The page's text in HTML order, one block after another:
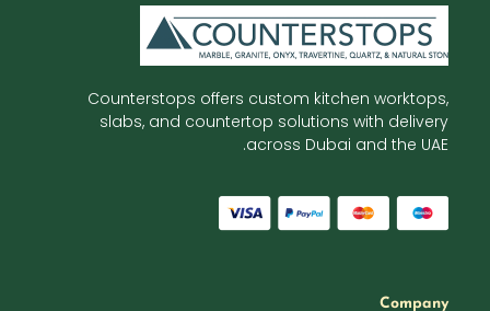
Counterstops offers custom kitchen worktops,
slabs, and countertop solutions with delivery
across Dubai and the UAE.
Company